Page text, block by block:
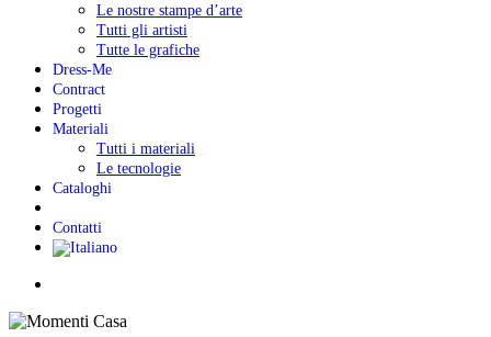
Le nostre stampe d’arte
Tutti gli artisti
Tutte le grafiche
Dress-Me
Contract
Progetti
Materiali
Tutti i materiali
Le tecnologie
Cataloghi
Contatti